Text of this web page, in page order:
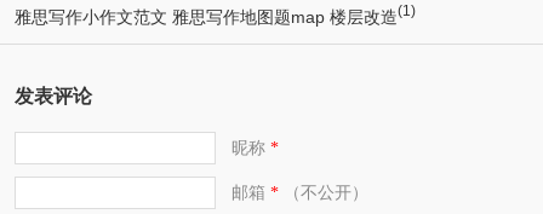
(1)
雅思写作小作文范文 雅思写作地图题map 楼层改造(1)
发表评论
昵称*
邮箱 *（不公开）